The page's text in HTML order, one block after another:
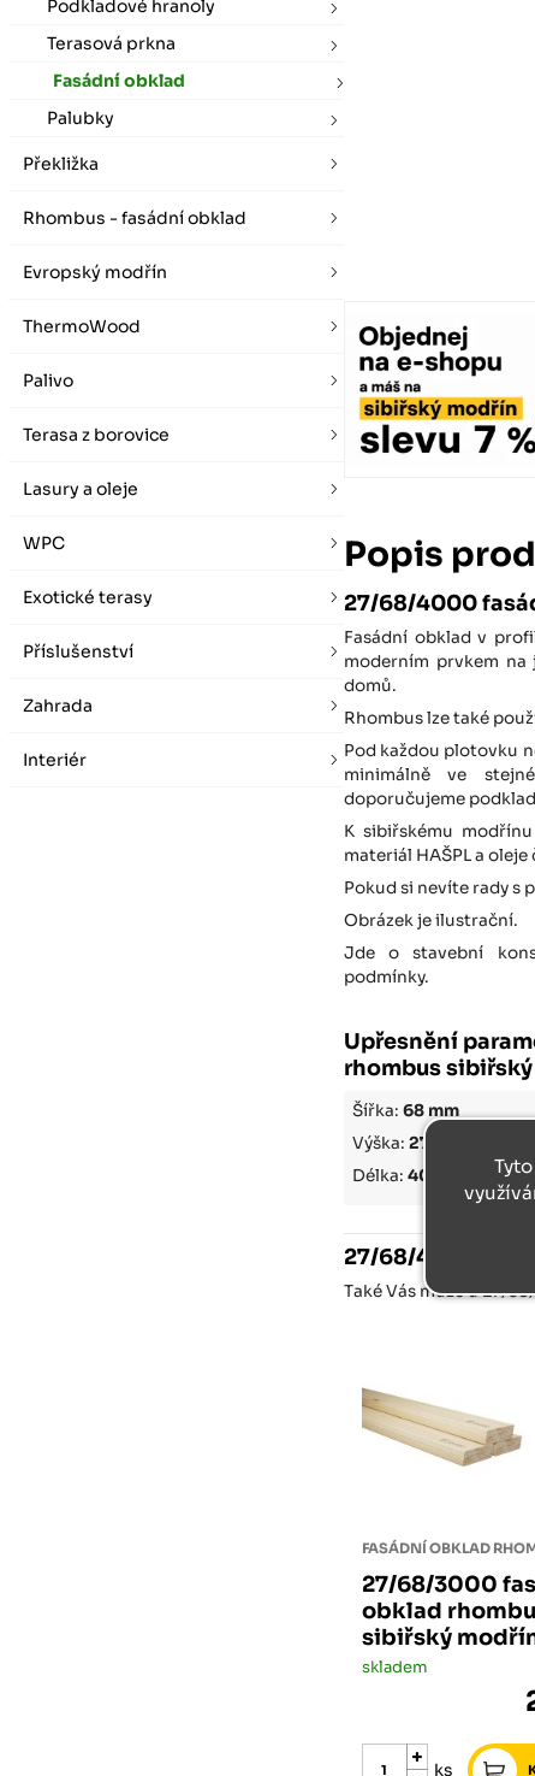
Popis
27/68/4000
Fasádní obklad v
moderním prvkem
domů.
Rhombus lze také
Pod každou plotovku
minimálně ve
doporučujeme
K sibiřskému
materiál HAŠPL a oleje
Pokud si nevíte rady s
Obrázek je ilustrační.
Jde o stavební
podmínky.
Upřesnění
rhombus
Šířka:68 mm
Výška:27 mm
Délka:4000 mm
27/68/4000
Také Vás může u27/
27/68/3000
obklad
sibiřský
skladem
ks
Podkladové hranoly
Terasová prkna
Fasádní obklad
Palubky
Překližka
Rhombus - fasádní obklad
Evropský modřín
ThermoWood
Palivo
Terasa z borovice
Lasury a oleje
WPC
Exotické terasy
Příslušenství
Zahrada
Interiér
Po-Pá 07:00 - 16:00, So 08:00 - 12:00 (ne Liberec)
Po-Pá 08:00 - 16:00, So 08:00 - 12:00 (ne Liberec)